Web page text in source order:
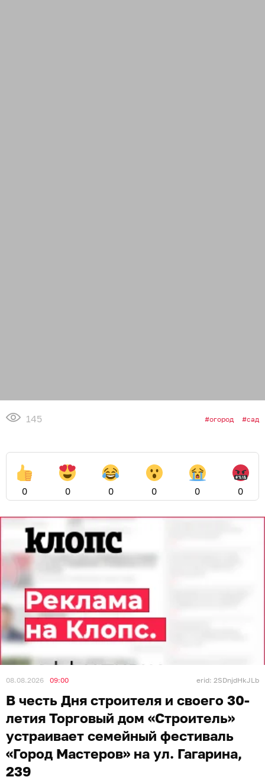
145 огород сад
0 0 0 0 0 0
08.08.2026 09:00 erid: 2SDnjdHkJLb
В честь Дня строителя и своего 30-
летия Торговый дом «Строитель»
устраивает семейный фестиваль
«Город Мастеров» на ул. Гагарина,
239